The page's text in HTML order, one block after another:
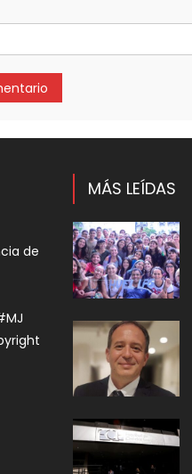
de
MÁS LEÍDAS